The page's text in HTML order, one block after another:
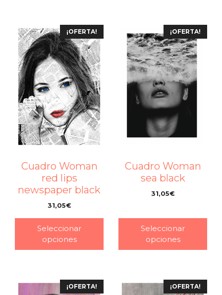
¡OFERTA!
Cuadro Woman
red lips
newspaper black
31,05€
Seleccionar
opciones
¡OFERTA!
Cuadro Woman
sea black
31,05€
Seleccionar
opciones
¡OFERTA! ¡OFERTA!